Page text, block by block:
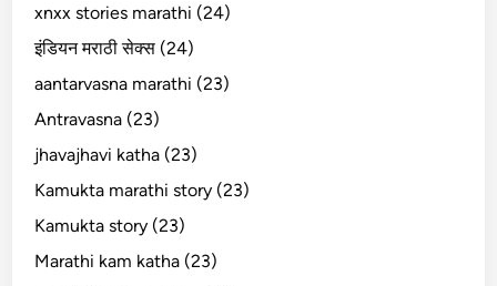
xnxx stories marathi (24)
इंडियन मराठी सेक्स (24)
aantarvasna marathi (23)
Antravasna (23)
jhavajhavi katha (23)
Kamukta marathi story (23)
Kamukta story (23)
Marathi kam katha (23)